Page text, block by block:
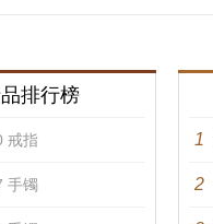
排行榜
戒指
手镯
1
2